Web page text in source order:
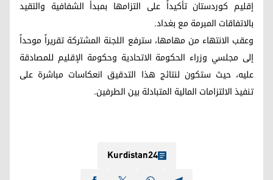
إقليم كوردستان تأكيداً على التزامها بمبدأ الشفافية والتقيد
بالاتفاقات المبرمة مع بغداد.
وعقب الانتهاء من مهامها، سترفع اللجنة المشتركة تقريراً موحداً
إلى مجلسي وزراء الحكومة الاتحادية وحكومة الإقليم للمصادقة
عليه، حيث ستكون لنتائج هذا التدقيق انعكاسات مباشرة على
تنفيذ الالتزامات المالية المتبادلة بين الطرفين.
Kurdistan24